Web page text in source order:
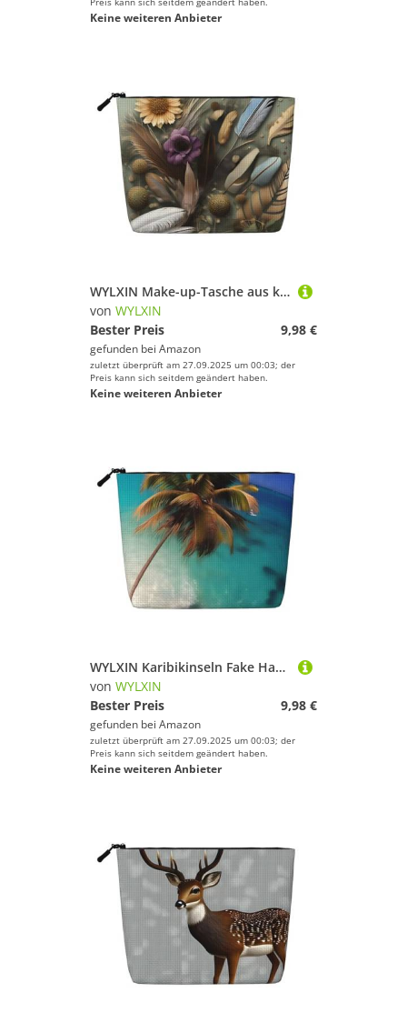
Keine weiteren Anbieter
WYLXIN Make-up-Tasche aus künstlichem Hanf mit Federblumen, umweltfreundlich und langlebig, einfaches Design, einfach Ihre Schönheitsutensilien aufzubewahren, Schwarz, Einheitsgröße
von WYLXIN
Bester Preis
9,98 €
gefunden bei Amazon
zuletzt überprüft am 27.09.2025 um 00:03; der
Preis kann sich seitdem geändert haben.
Keine weiteren Anbieter
WYLXIN Karibikinseln Fake Hanf Make-up Tasche Umweltfreundlich und langlebig, einfaches Design, einfach Ihre Beauty-Essentials zu verstauen.
von WYLXIN
Bester Preis
9,98 €
gefunden bei Amazon
zuletzt überprüft am 27.09.2025 um 00:03; der
Preis kann sich seitdem geändert haben.
Keine weiteren Anbieter